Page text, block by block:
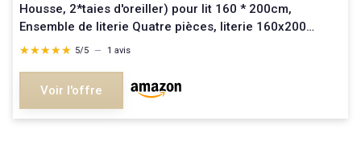
Housse, 2*taies d'oreiller) pour lit 160 * 200cm,
Ensemble de literie Quatre pièces, literie 160x200
Complet (Rose + Gris Clair) Rose + Gris Clair
★★★★★
★★★★★ 5/5 — 1 avis
Voir l'offre